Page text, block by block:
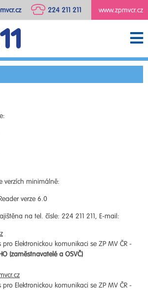
www.zpmvcr.cz
224 211 211
verzích minimálně:
verze 6.0
na tel. čísle: 224 211 211, E-mail:
Elektronickou komunikaci se ZP MV ČR -
(zaměstnavatelé a OSVČ)
Elektronickou komunikaci se ZP MV ČR -